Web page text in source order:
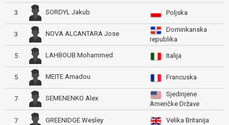
3 SORDYL Jakub Poljska
3 NOVA ALCANTARA Jose
Dominkanska
republika
5 LAHBOUB Mohammed Italija
5 MEITE Amadou Francuska
7 SEMENENKO Alex
Sjedinjene
Američke Države
7 GREENIDGE Wesley Velika Britanija